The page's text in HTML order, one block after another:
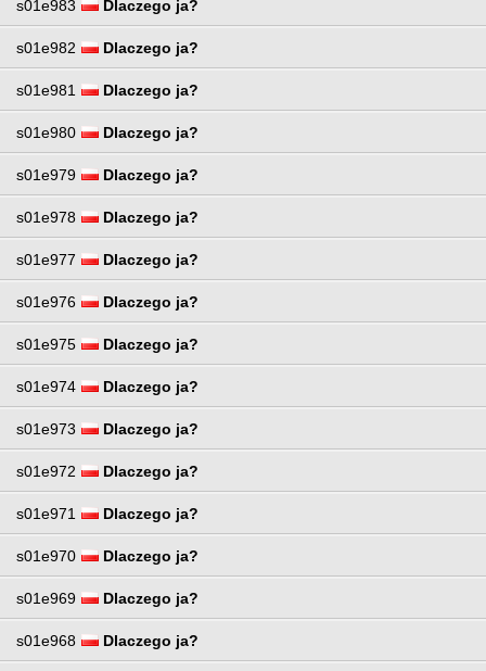
s01e983 Dlaczego ja?
s01e982 Dlaczego ja?
s01e981 Dlaczego ja?
s01e980 Dlaczego ja?
s01e979 Dlaczego ja?
s01e978 Dlaczego ja?
s01e977 Dlaczego ja?
s01e976 Dlaczego ja?
s01e975 Dlaczego ja?
s01e974 Dlaczego ja?
s01e973 Dlaczego ja?
s01e972 Dlaczego ja?
s01e971 Dlaczego ja?
s01e970 Dlaczego ja?
s01e969 Dlaczego ja?
s01e968 Dlaczego ja?